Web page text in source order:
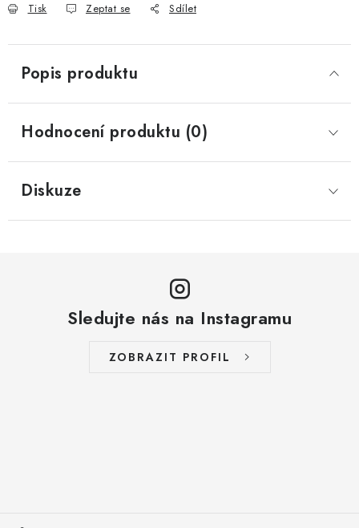
Tisk Zeptat se Sdílet
Popis produktu
Hodnocení produktu (0)
Diskuze
Sledujte nás na Instagramu
ZOBRAZIT PROFIL